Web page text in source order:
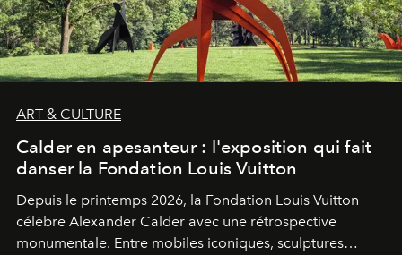
ART & CULTURE
Calder en apesanteur : l'exposition qui fait
danser la Fondation Louis Vuitton
Depuis le printemps 2026, la Fondation Louis Vuitton
célèbre Alexander Calder avec une rétrospective
monumentale. Entre mobiles iconiques, sculptures